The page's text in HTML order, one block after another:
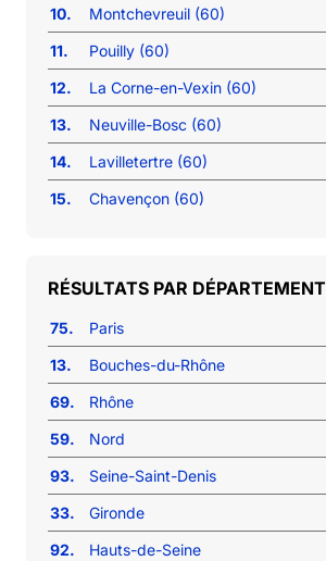
10.
Montchevreuil (60)
11.
Pouilly (60)
12.
La Corne-en-Vexin (60)
13.
Neuville-Bosc (60)
14.
Lavilletertre (60)
15.
Chavençon (60)
RÉSULTATS PAR DÉPARTEMENT
75.
Paris
13.
Bouches-du-Rhône
69.
Rhône
59.
Nord
93.
Seine-Saint-Denis
33.
Gironde
92.
Hauts-de-Seine